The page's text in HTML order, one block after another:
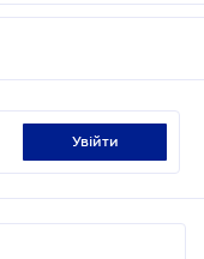
увійти